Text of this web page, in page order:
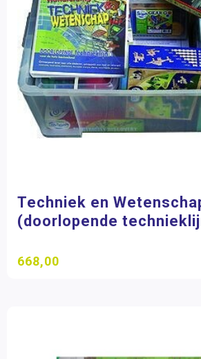
Techniek en
(doorlopende
668,00